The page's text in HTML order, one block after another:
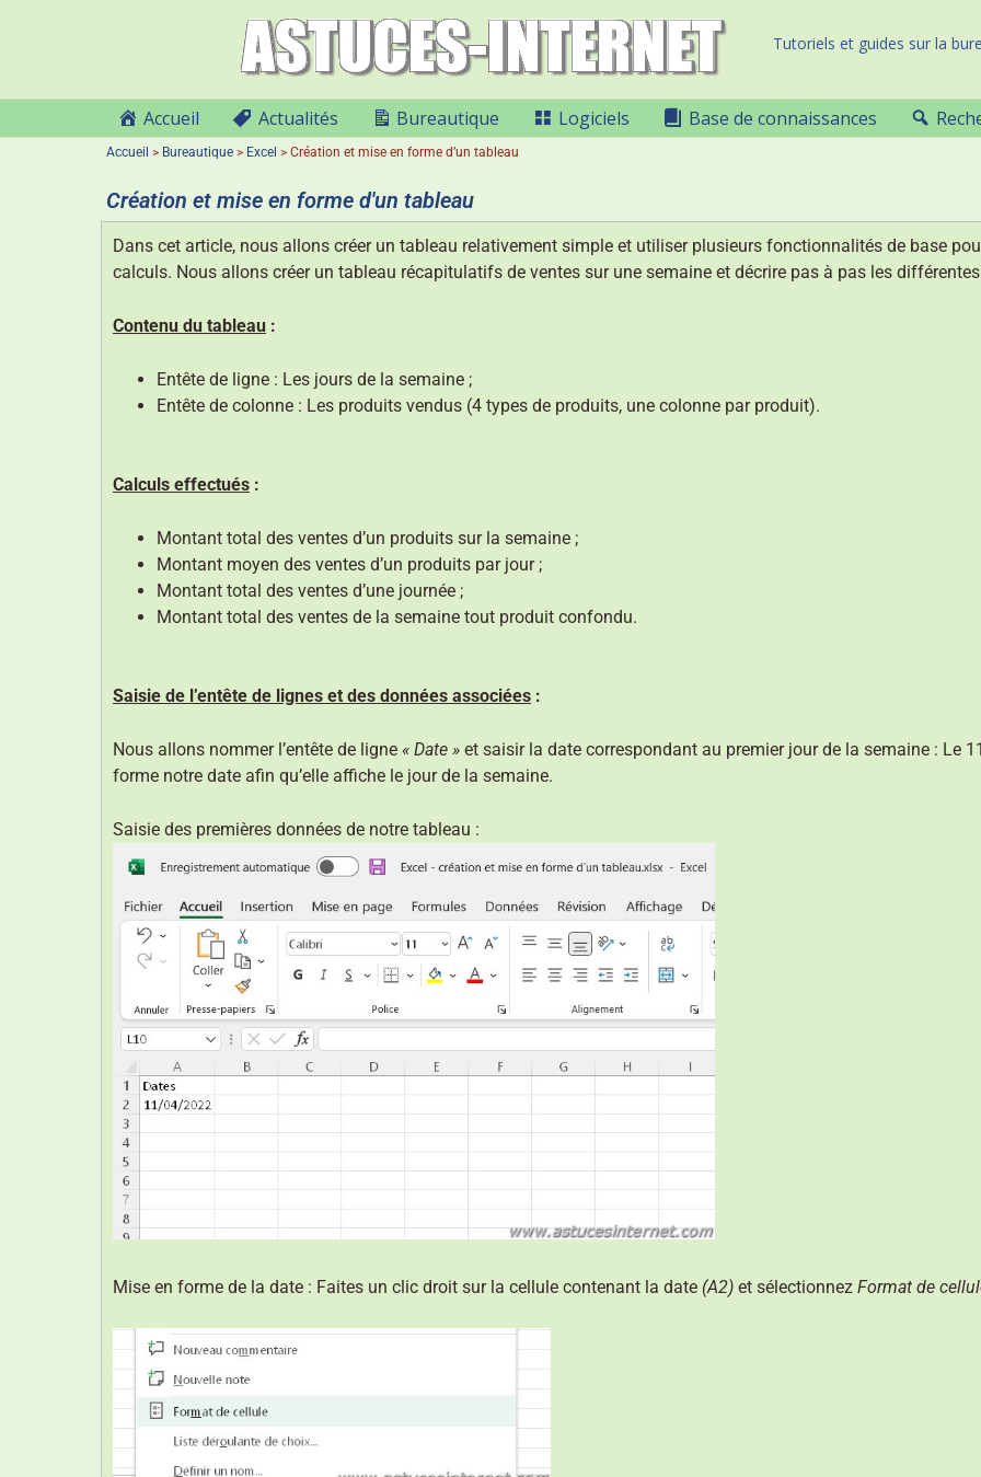
Tutoriels et guides sur la
Accueil Actualités Bureautique Logiciels Base de connaissances
Accueil > Bureautique > Excel > Création et mise en forme d’un tableau
Création et mise en forme d'un tableau
Dans cet article, nous allons créer un tableau relativement simple et utiliser plusieurs fonctionnalités de base
calculs. Nous allons créer un tableau récapitulatifs de ventes sur une semaine et décrire pas à pas les
Contenu du tableau :
Entête de ligne : Les jours de la semaine ;
Entête de colonne : Les produits vendus (4 types de produits, une colonne par produit).
Calculs effectués :
Montant total des ventes d’un produits sur la semaine ;
Montant moyen des ventes d’un produits par jour ;
Montant total des ventes d’une journée ;
Montant total des ventes de la semaine tout produit confondu.
Saisie de l’entête de lignes et des données associées :
Nous allons nommer l’entête de ligne « Date » et saisir la date correspondant au premier jour de la semaine : Le
forme notre date afin qu’elle affiche le jour de la semaine.
Saisie des premières données de notre tableau :
Mise en forme de la date : Faites un clic droit sur la cellule contenant la date (A2) et sélectionnez Format de